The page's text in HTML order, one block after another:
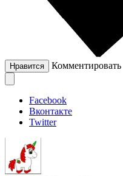
Нравится Комментировать
Facebook
Вконтакте
Twitter